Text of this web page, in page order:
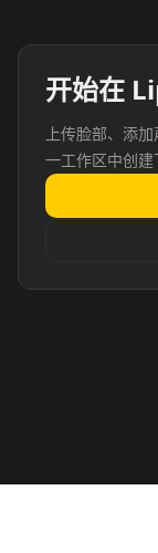
开始在
上传脸部、添
一工作区中创建